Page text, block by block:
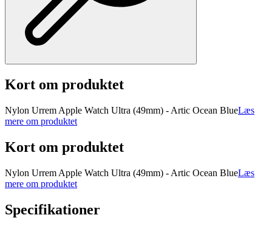
Kort om produktet
Nylon Urrem Apple Watch Ultra (49mm) - Artic Ocean BlueLæs
mere om produktet
Kort om produktet
Nylon Urrem Apple Watch Ultra (49mm) - Artic Ocean BlueLæs
mere om produktet
Specifikationer